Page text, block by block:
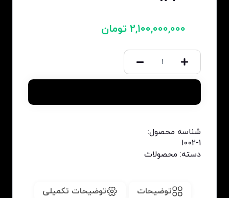
2,100,000,000 تومان
شناسه محصول:
1002-1
دسته: محصولات
توضیحات توضیحات تکمیلی